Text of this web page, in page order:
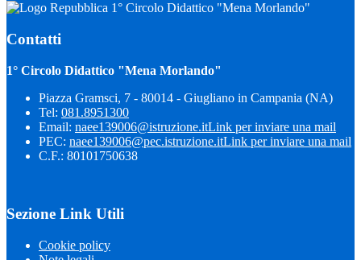
1° Circolo Didattico "Mena Morlando"
Contatti
1° Circolo Didattico "Mena Morlando"
Piazza Gramsci, 7 - 80014 - Giugliano in Campania (NA)
Tel: 081.8951300
Email: naee139006@istruzione.itLink per inviare una mail
PEC: naee139006@pec.istruzione.itLink per inviare una mail
C.F.: 80101750638
Sezione Link Utili
Cookie policy